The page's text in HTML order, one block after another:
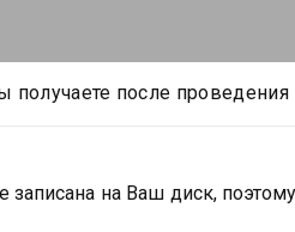
получаете после
на Ваш диск,